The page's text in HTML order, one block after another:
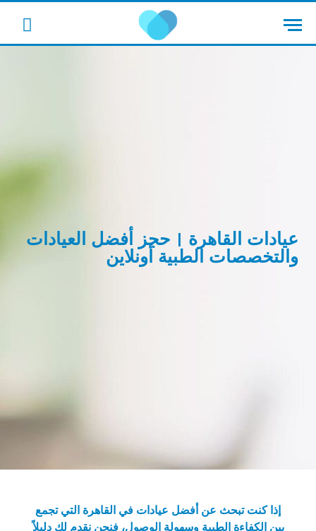
عيادات القاهرة | حجز أفضل العيادات
والتخصصات الطبية أونلاين
إذا كنت تبحث عن أفضل عيادات في القاهرة التي تجمع
بين الكفاءة الطبية وسهولة الوصول، فنحن نقدم لك دليلاً